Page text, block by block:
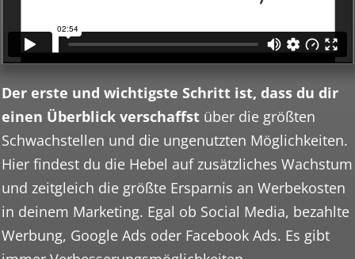
Der erste und wichtigste Schritt ist, dass du dir
einen Überblick verschaffst über die größten
Schwachstellen und die ungenutzten Möglichkeiten.
Hier findest du die Hebel auf zusätzliches Wachstum
und zeitgleich die größte Ersparnis an Werbekosten
in deinem Marketing. Egal ob Social Media, bezahlte
Werbung, Google Ads oder Facebook Ads. Es gibt